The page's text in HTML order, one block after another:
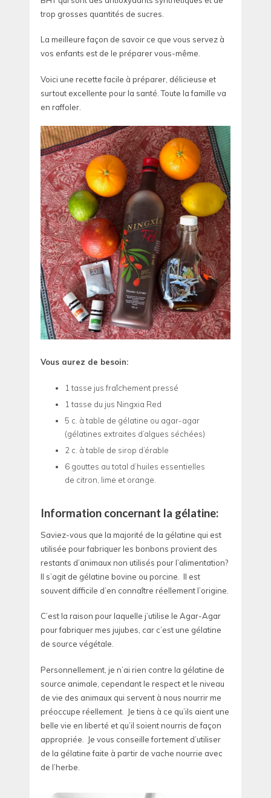
trop grosses quantités de sucres.
La meilleure façon de savoir ce que vous servez à
vos enfants est de le préparer vous-même.
Voici une recette facile à préparer, délicieuse et
surtout excellente pour la santé. Toute la famille va
en raffoler.
Vous aurez de besoin:
1 tasse jus fraîchement pressé
1 tasse du jus Ningxia Red
5 c. à table de gélatine ou agar-agar
(gélatines extraites d’algues séchées)
2 c. à table de sirop d’érable
6 gouttes au total d’huiles essentielles
de citron, lime et orange.
Information concernant la gélatine:
Saviez-vous que la majorité de la gélatine qui est
utilisée pour fabriquer les bonbons provient des
restants d’animaux non utilisés pour l’alimentation?
Il s’agit de gélatine bovine ou porcine. Il est
souvent difficile d’en connaître réellement l’origine.
C’est la raison pour laquelle j’utilise le Agar-Agar
pour fabriquer mes jujubes, car c’est une gélatine
de source végétale.
Personnellement, je n’ai rien contre la gélatine de
source animale, cependant le respect et le niveau
de vie des animaux qui servent à nous nourrir me
préoccupe réellement. Je tiens à ce qu’ils aient une
belle vie en liberté et qu’il soient nourris de façon
appropriée. Je vous conseille fortement d’utiliser
de la gélatine faite à partir de vache nourrie avec
de l’herbe.